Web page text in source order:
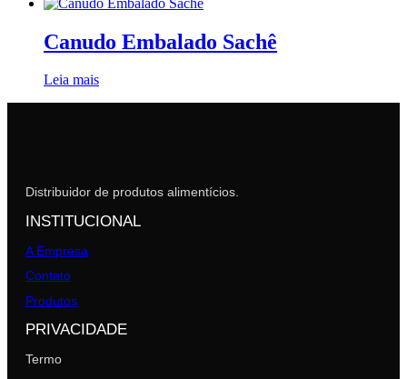
Canudo Embalado Sachê
Leia mais
Distribuidor de produtos alimentícios.
INSTITUCIONAL
A Empresa
Contato
Produtos
PRIVACIDADE
Termo